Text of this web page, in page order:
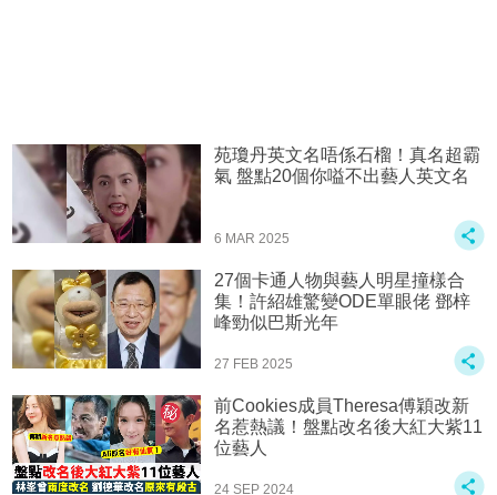
苑瓊丹英文名唔係石榴！真名超霸
氣 盤點20個你嗌不出藝人英文名
6 MAR 2025
27個卡通人物與藝人明星撞樣合
集！許紹雄驚變ODE單眼佬 鄧梓
峰勁似巴斯光年
27 FEB 2025
前Cookies成員Theresa傅穎改新
名惹熱議！盤點改名後大紅大紫11
位藝人
24 SEP 2024